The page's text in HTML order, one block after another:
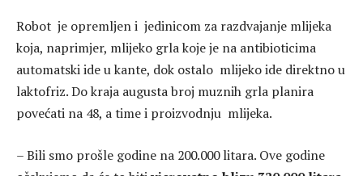
Robot je opremljen i jedinicom za razdvajanje mlijeka
koja, naprimjer, mlijeko grla koje je na antibioticima
automatski ide u kante, dok ostalo mlijeko ide direktno u
laktofriz. Do kraja augusta broj muznih grla planira
povećati na 48, a time i proizvodnju mlijeka.
– Bili smo prošle godine na 200.000 litara. Ove godine